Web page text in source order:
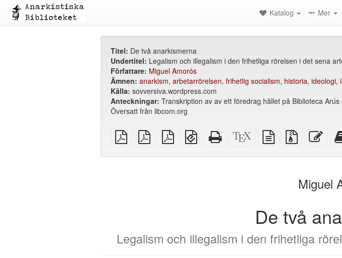
Katalog Mer
Titel: De två anarkismerna
Undertitel: Legalism och illegalism i den frihetliga rörelsen i det sena
Författare: Miguel Amorós
Ämnen: anarkism, arbetarrörelsen, frihetlig socialism, historia, ideologi,
Källa: sovversiva.wordpress.com
Anteckningar: Transkription av av ett föredrag hållet på Biblioteca
Översatt från libcom.org
plain
PDF
A4
imposed
Letter
imposed
EPUB
(för
Fristående
HTML
XeLaTeX
källa
plain
text
Källfiler
med
Miguel
De två
Legalism och illegalism i den frihetliga